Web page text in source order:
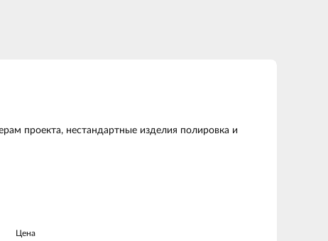
проекта, нестандартные изделия полировка и
Цена